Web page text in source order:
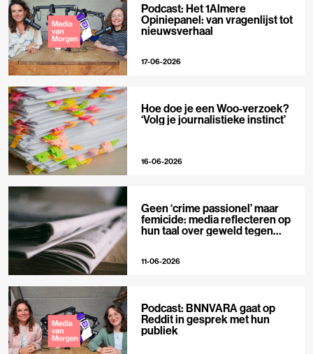
Podcast: Het 1Almere
Opiniepanel: van vragenlijst tot
nieuwsverhaal
17-06-2026
Hoe doe je een Woo-verzoek?
‘Volg je journalistieke instinct’
16-06-2026
Geen ‘crime passionel’ maar
femicide: media reflecteren op
hun taal over geweld tegen
11-06-2026
Podcast: BNNVARA gaat op
Reddit in gesprek met hun
publiek